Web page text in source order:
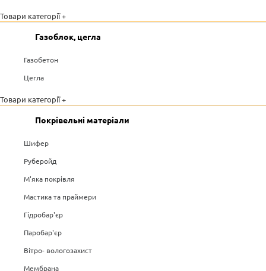
Товари категорії +
Газоблок, цегла
Газобетон
Цегла
Товари категорії +
Покрівельні матеріали
Шифер
Руберойд
М'яка покрівля
Мастика та праймери
Гідробар'єр
Паробар'єр
Вітро- вологозахист
Мембрана